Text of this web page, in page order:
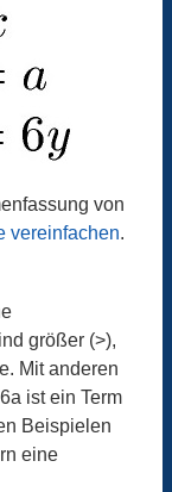
von
vereinfachen.
größer (>),
Mit anderen
ist ein Term
Beispielen
eine